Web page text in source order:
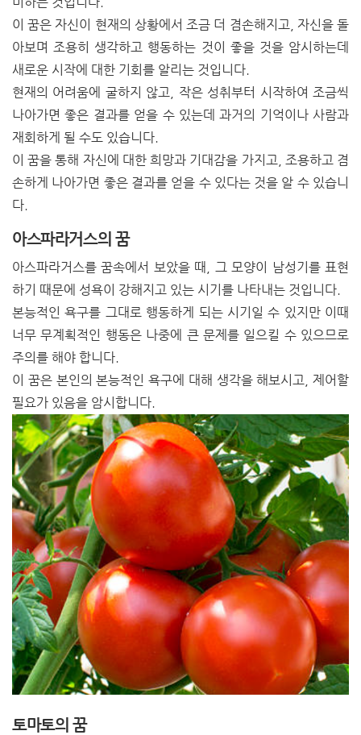
이 꿈은 자신이 현재의 상황에서 조금 더 겸손해지고, 자신을 돌
아보며 조용히 생각하고 행동하는 것이 좋을 것을 암시하는데
새로운 시작에 대한 기회를 알리는 것입니다.
현재의 어려움에 굴하지 않고, 작은 성취부터 시작하여 조금씩
나아가면 좋은 결과를 얻을 수 있는데 과거의 기억이나 사람과
재회하게 될 수도 있습니다.
이 꿈을 통해 자신에 대한 희망과 기대감을 가지고, 조용하고 겸
손하게 나아가면 좋은 결과를 얻을 수 있다는 것을 알 수 있습니
다.
아스파라거스의 꿈
아스파라거스를 꿈속에서 보았을 때, 그 모양이 남성기를 표현
하기 때문에 성욕이 강해지고 있는 시기를 나타내는 것입니다.
본능적인 욕구를 그대로 행동하게 되는 시기일 수 있지만 이때
너무 무계획적인 행동은 나중에 큰 문제를 일으킬 수 있으므로
주의를 해야 합니다.
이 꿈은 본인의 본능적인 욕구에 대해 생각을 해보시고, 제어할
필요가 있음을 암시합니다.
토마토의 꿈